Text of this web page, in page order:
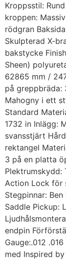
Kroppsstil:
kroppen:
rödgran
Skulpterad X-
bakstycke
Sheen)
62865 mm /
på greppbräda:
Mahogny i ett
Standard
1732 in Inlägg:
svansstjärt
rektangel
3 på en platta
Plektrumskydd:
Action Lock för
Stegpinnar:
Saddle Pickup:
endpin
Gauge:.012
med Inspired